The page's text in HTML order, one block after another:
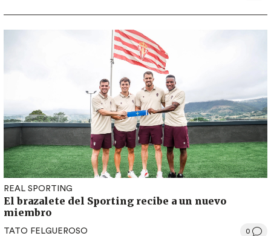
REAL SPORTING
El brazalete del Sporting recibe a un nuevo
miembro
TATO FELGUEROSO 0